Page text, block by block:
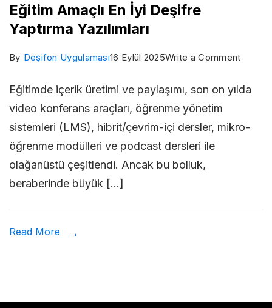
Eğitim Amaçlı En İyi Deşifre
Yaptırma Yazılımları
By Deşifon Uygulaması16 Eylül 2025Write a Commenton
Amaçlı
İyi
Eğitimde içerik üretimi ve paylaşımı, son on yılda
video konferans araçları, öğrenme yönetim
sistemleri (LMS), hibrit/çevrim-içi dersler, mikro-
öğrenme modülleri ve podcast dersleri ile
olağanüstü çeşitlendi. Ancak bu bolluk,
beraberinde büyük […]
Read More